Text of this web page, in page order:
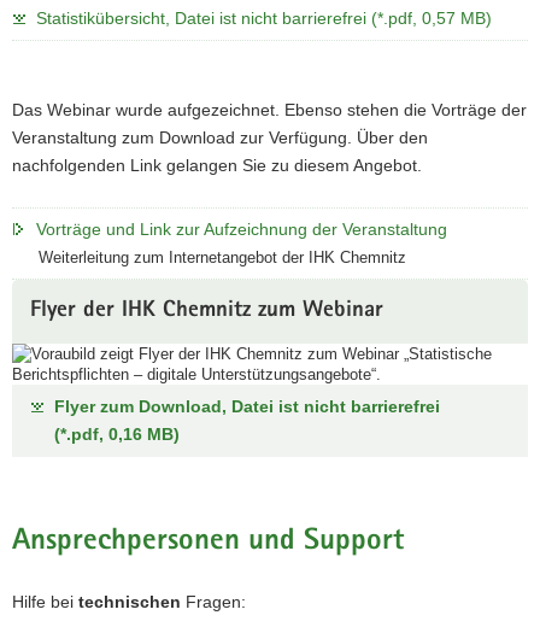
Statistikübersicht, Datei ist nicht barrierefrei (*.pdf, 0,57 MB)
Das Webinar wurde aufgezeichnet. Ebenso stehen die Vorträge der
Veranstaltung zum Download zur Verfügung. Über den
nachfolgenden Link gelangen Sie zu diesem Angebot.
Vorträge und Link zur Aufzeichnung der Veranstaltung
Weiterleitung zum Internetangebot der IHK Chemnitz
Flyer der IHK Chemnitz zum Webinar
Flyer zum Download, Datei ist nicht barrierefrei
(*.pdf, 0,16 MB)
Ansprechpersonen und Support
Hilfe bei technischen Fragen: